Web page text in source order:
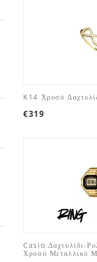
K14 Χρυσό
€319
Casio Δαχτυλίδι-
Χρυσό Μεταλλικό